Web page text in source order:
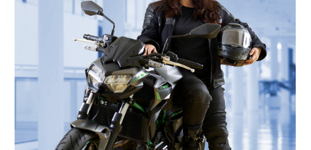
extra Wochenenddienste – so rückt
meine neue Maschine im Frühjahr in
Reichweite. Mit dem Flexteam passe
ich meinen Dienstplan problemlos im
Flexbüro an.“